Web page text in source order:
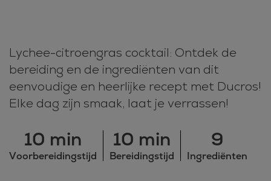
Lychee-citroengras cocktail: Ontdek de
bereiding en de ingrediënten van dit
eenvoudige en heerlijke recept met Ducros!
Elke dag zijn smaak, laat je verrassen!
10 min
Voorbereidingstijd
10 min
Bereidingstijd
9
Ingrediënten